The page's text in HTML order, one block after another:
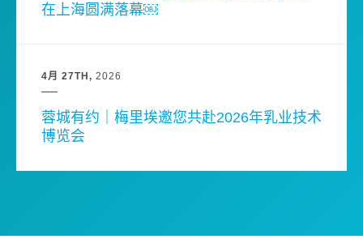
在上海圆满落幕￼
4月 27TH 2026
蓉城有约｜梅里埃邀您共赴2026年乳业技术
博览会